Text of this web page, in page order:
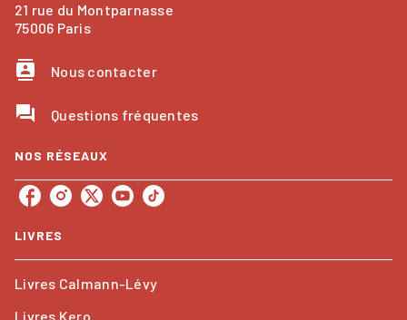
21 rue du Montparnasse
75006 Paris
contacts Nous contacter
question_answer Questions fréquentes
NOS RÉSEAUX
LIVRES
Livres Calmann-Lévy
Livres Kero